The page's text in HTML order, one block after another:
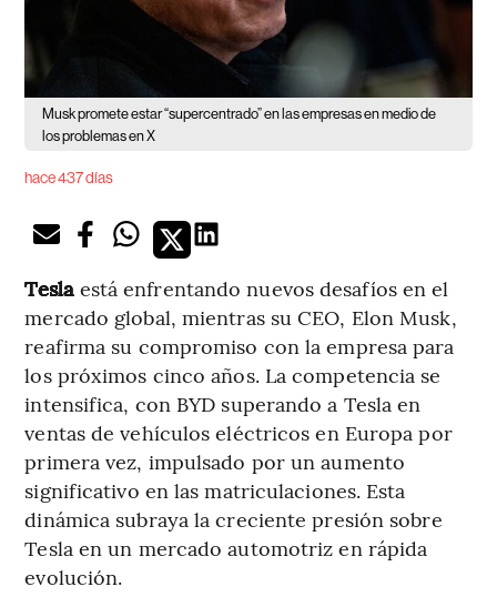
Musk promete estar “supercentrado” en las empresas en medio de
los problemas en X
hace 437 días
Teslaestá enfrentando nuevos desafíos en el
mercado global, mientras su CEO, Elon Musk,
reafirma su compromiso con la empresa para
los próximos cinco años. La competencia se
intensifica, con BYD superando a Tesla en
ventas de vehículos eléctricos en Europa por
primera vez, impulsado por un aumento
significativo en las matriculaciones. Esta
dinámica subraya la creciente presión sobre
Tesla en un mercado automotriz en rápida
evolución.